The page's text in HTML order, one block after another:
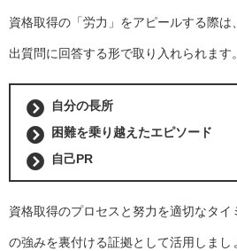
資格取得の「労力」をアピールする際
出質問に回答する形で取り入れられます。
自分の長所
困難を乗り越えたエピソード
自己PR
資格取得のプロセスと努力を適切なタ
の強みを裏付ける証拠として活用しまし